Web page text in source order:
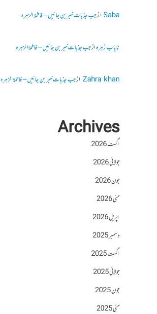
Sabaازجب جذبات خبر بن جائیں – فاطمۃالزہرہ
نایاب زہرہازجب جذبات خبر بن جائیں – فاطمۃالزہرہ
Zahra khanازجب جذبات خبر بن جائیں – فاطمۃالزہرہ
Archives
اگست 2026
جولائی 2026
جون 2026
مئی 2026
اپریل 2026
دسمبر 2025
اگست 2025
جولائی 2025
جون 2025
مئی 2025